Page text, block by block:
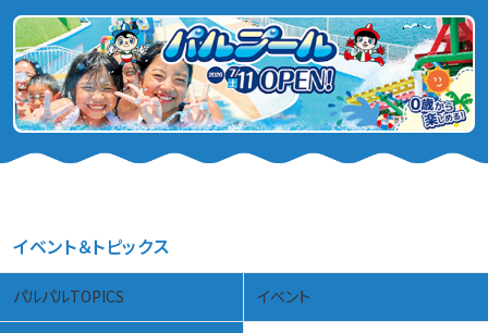
イベント＆トピックス
パルパルTOPICS イベント